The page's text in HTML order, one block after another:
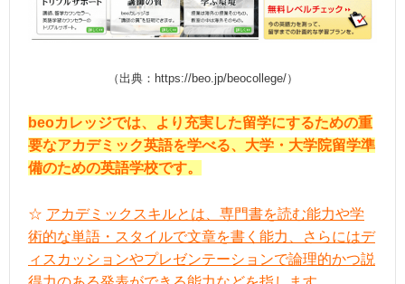
（出典：https://beo.jp/beocollege/）
beoカレッジでは、より充実した留学にするための重
要なアカデミック英語を学べる、大学・大学院留学準
備のための英語学校です。
☆ アカデミックスキルとは、専門書を読む能力や学
術的な単語・スタイルで文章を書く能力、さらにはデ
ィスカッションやプレゼンテーションで論理的かつ説